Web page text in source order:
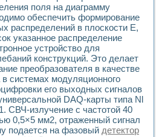
поля на диаграмму
обеспечить формирование
распределений в плоскости Е,
указанное распределение
устройство для
конструкций. Это делает
преобразователя в качестве
в системах модуляционного
его выходных сигналов
DAQ-карты типа Nl
СВЧ-излучение с частотой 40
0,5×5 мм2, отраженный сигнал
подается на фазовый детектор